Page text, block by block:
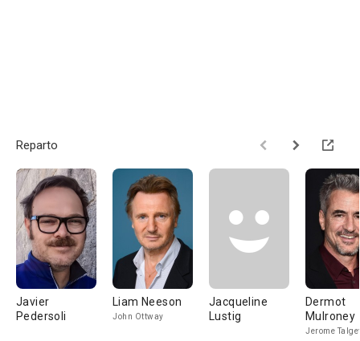
Reparto
Javier
Pedersoli
Liam Neeson
John Ottway
Jacqueline
Lustig
Dermot
Mulroney
Jerome